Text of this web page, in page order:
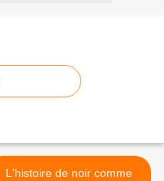
L'histoire de noir comme